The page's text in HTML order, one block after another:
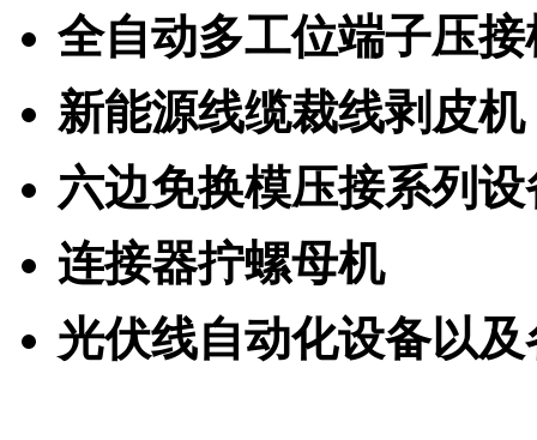
全自动多工位端子压接
新能源线缆裁线剥皮机
六边免换模压接系列设
连接器拧螺母机
光伏线自动化设备以